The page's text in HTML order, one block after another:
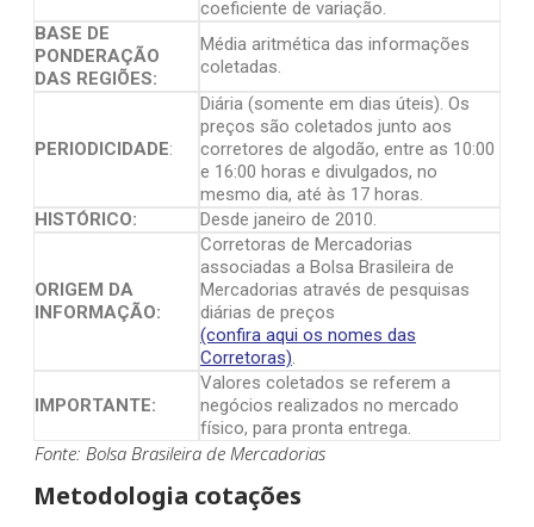
coeficiente de variação.
BASE DE
PONDERAÇÃO
DAS REGIÕES:
Média aritmética das informações
coletadas.
PERIODICIDADE:
Diária (somente em dias úteis). Os
preços são coletados junto aos
corretores de algodão, entre as 10:00
e 16:00 horas e divulgados, no
mesmo dia, até às 17 horas.
HISTÓRICO:
Desde janeiro de 2010.
ORIGEM DA
INFORMAÇÃO:
Corretoras de Mercadorias
associadas a Bolsa Brasileira de
Mercadorias através de pesquisas
diárias de preços
(confira aqui os nomes das
Corretoras).
IMPORTANTE:
Valores coletados se referem a
negócios realizados no mercado
físico, para pronta entrega.
Fonte: Bolsa Brasileira de Mercadorias
Metodologia cotações